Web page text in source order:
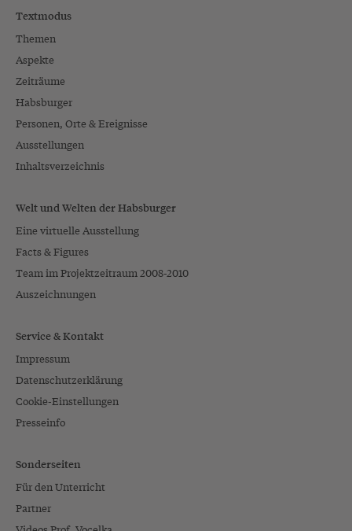
Textmodus
Themen
Aspekte
Zeiträume
Habsburger
Personen, Orte & Ereignisse
Ausstellungen
Inhaltsverzeichnis
Welt und Welten der Habsburger
Eine virtuelle Ausstellung
Facts & Figures
Team im Projektzeitraum 2008-2010
Auszeichnungen
Service & Kontakt
Impressum
Datenschutzerklärung
Cookie-Einstellungen
Presseinfo
Sonderseiten
Für den Unterricht
Partner